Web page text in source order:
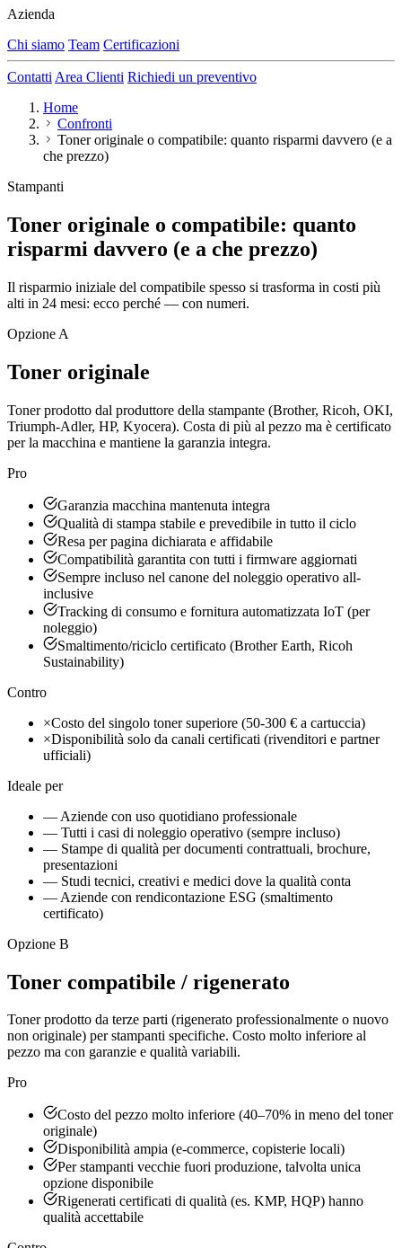
Azienda
Chi siamo Team Certificazioni
Contatti Area Clienti Richiedi un preventivo
Home
Confronti
Toner originale o compatibile: quanto risparmi davvero (e a
che prezzo)
Stampanti
Toner originale o compatibile: quanto
risparmi davvero (e a che prezzo)
Il risparmio iniziale del compatibile spesso si trasforma in costi più
alti in 24 mesi: ecco perché — con numeri.
Opzione A
Toner originale
Toner prodotto dal produttore della stampante (Brother, Ricoh, OKI,
Triumph-Adler, HP, Kyocera). Costa di più al pezzo ma è certificato
per la macchina e mantiene la garanzia integra.
Pro
Garanzia macchina mantenuta integra
Qualità di stampa stabile e prevedibile in tutto il ciclo
Resa per pagina dichiarata e affidabile
Compatibilità garantita con tutti i firmware aggiornati
Sempre incluso nel canone del noleggio operativo all-
inclusive
Tracking di consumo e fornitura automatizzata IoT (per
noleggio)
Smaltimento/riciclo certificato (Brother Earth, Ricoh
Sustainability)
Contro
×Costo del singolo toner superiore (50-300 € a cartuccia)
×Disponibilità solo da canali certificati (rivenditori e partner
ufficiali)
Ideale per
— Aziende con uso quotidiano professionale
— Tutti i casi di noleggio operativo (sempre incluso)
— Stampe di qualità per documenti contrattuali, brochure,
presentazioni
— Studi tecnici, creativi e medici dove la qualità conta
— Aziende con rendicontazione ESG (smaltimento
certificato)
Opzione B
Toner compatibile / rigenerato
Toner prodotto da terze parti (rigenerato professionalmente o nuovo
non originale) per stampanti specifiche. Costo molto inferiore al
pezzo ma con garanzie e qualità variabili.
Pro
Costo del pezzo molto inferiore (40–70% in meno del toner
originale)
Disponibilità ampia (e-commerce, copisterie locali)
Per stampanti vecchie fuori produzione, talvolta unica
opzione disponibile
Rigenerati certificati di qualità (es. KMP, HQP) hanno
qualità accettabile